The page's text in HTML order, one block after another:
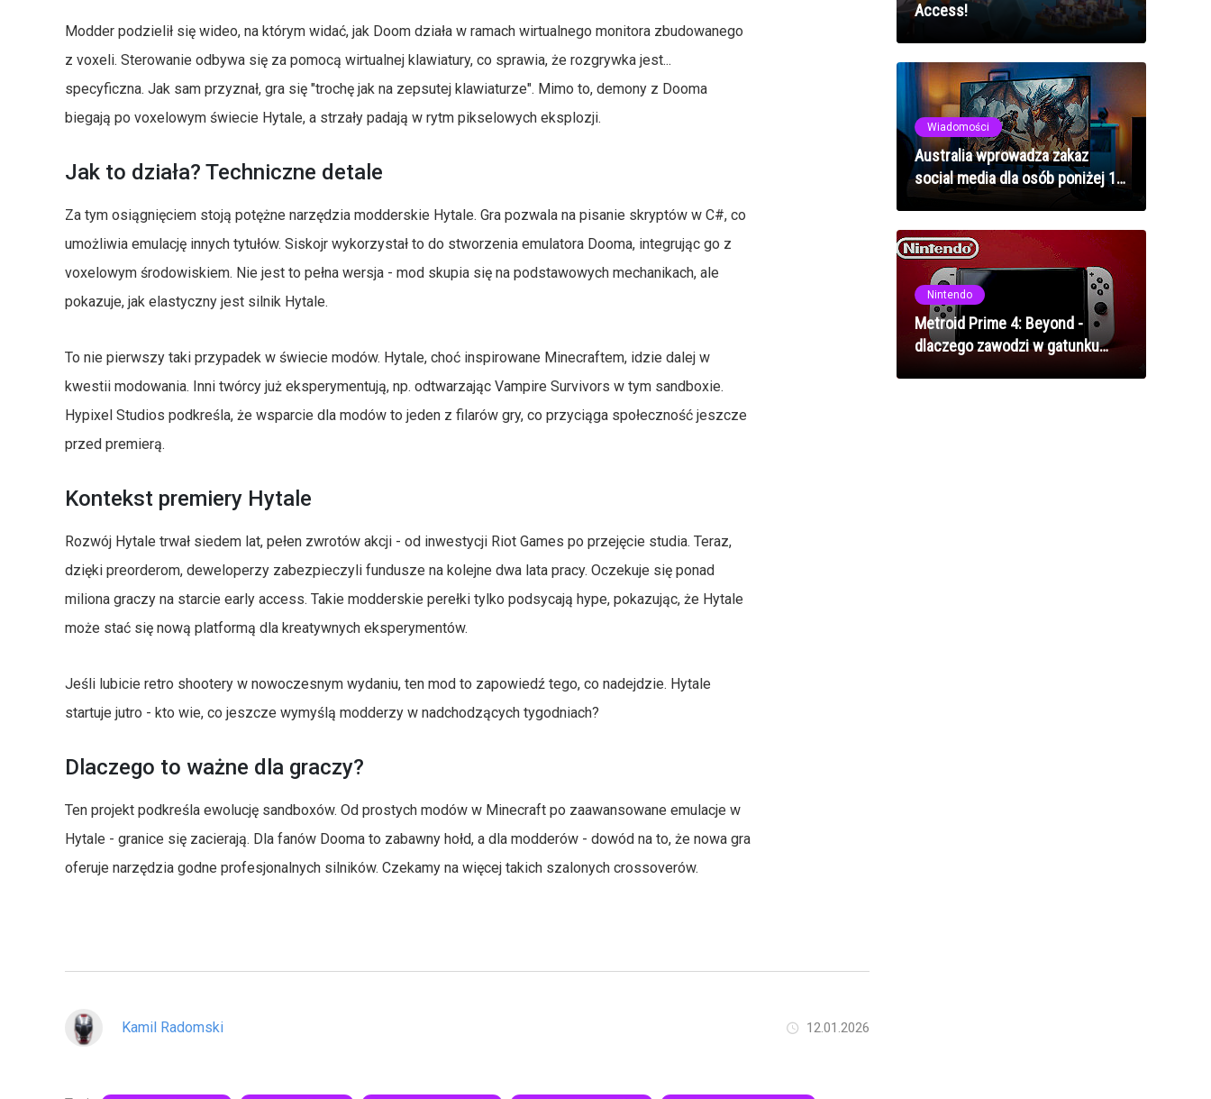
Modder podzielił się wideo, na którym widać, jak Doom działa w ramach wirtualnego monitora zbudowanego
z voxeli. Sterowanie odbywa się za pomocą wirtualnej klawiatury, co sprawia, że rozgrywka jest...
specyficzna. Jak sam przyznał, gra się "trochę jak na zepsutej klawiaturze". Mimo to, demony z Dooma
biegają po voxelowym świecie Hytale, a strzały padają w rytm pikselowych eksplozji.
Jak to działa? Techniczne detale
Za tym osiągnięciem stoją potężne narzędzia modderskie Hytale. Gra pozwala na pisanie skryptów w C#, co
umożliwia emulację innych tytułów. Siskojr wykorzystał to do stworzenia emulatora Dooma, integrując go z
voxelowym środowiskiem. Nie jest to pełna wersja - mod skupia się na podstawowych mechanikach, ale
pokazuje, jak elastyczny jest silnik Hytale.
To nie pierwszy taki przypadek w świecie modów. Hytale, choć inspirowane Minecraftem, idzie dalej w
kwestii modowania. Inni twórcy już eksperymentują, np. odtwarzając Vampire Survivors w tym sandboxie.
Hypixel Studios podkreśla, że wsparcie dla modów to jeden z filarów gry, co przyciąga społeczność jeszcze
przed premierą.
Kontekst premiery Hytale
Rozwój Hytale trwał siedem lat, pełen zwrotów akcji - od inwestycji Riot Games po przejęcie studia. Teraz,
dzięki preorderom, deweloperzy zabezpieczyli fundusze na kolejne dwa lata pracy. Oczekuje się ponad
miliona graczy na starcie early access. Takie modderskie perełki tylko podsycają hype, pokazując, że Hytale
może stać się nową platformą dla kreatywnych eksperymentów.
Jeśli lubicie retro shootery w nowoczesnym wydaniu, ten mod to zapowiedź tego, co nadejdzie. Hytale
startuje jutro - kto wie, co jeszcze wymyślą modderzy w nadchodzących tygodniach?
Dlaczego to ważne dla graczy?
Ten projekt podkreśla ewolucję sandboxów. Od prostych modów w Minecraft po zaawansowane emulacje w
Hytale - granice się zacierają. Dla fanów Dooma to zabawny hołd, a dla modderów - dowód na to, że nowa gra
oferuje narzędzia godne profesjonalnych silników. Czekamy na więcej takich szalonych crossoverów.
Kamil Radomski 12.01.2026
Access!
Wiadomości
Australia wprowadza zakaz
social media dla osób poniżej 16
Nintendo
Metroid Prime 4: Beyond -
dlaczego zawodzi w gatunku